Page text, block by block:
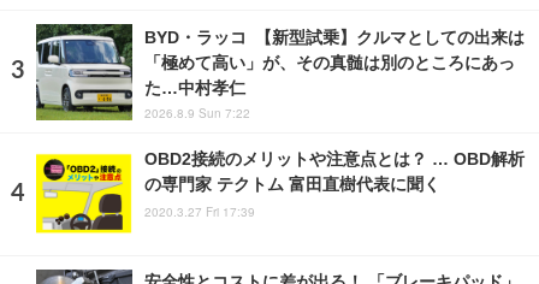
BYD・ラッコ 【新型試乗】クルマとしての出来は
「極めて高い」が、その真髄は別のところにあっ
た…中村孝仁
2026.8.9 Sun 7:22
OBD2接続のメリットや注意点とは？ … OBD解析
の専門家 テクトム 富田直樹代表に聞く
2020.3.27 Fri 17:39